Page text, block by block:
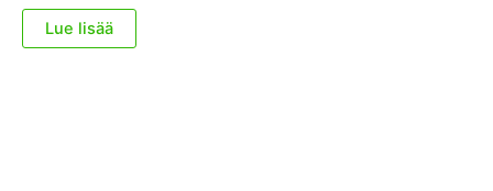
Lue lisää